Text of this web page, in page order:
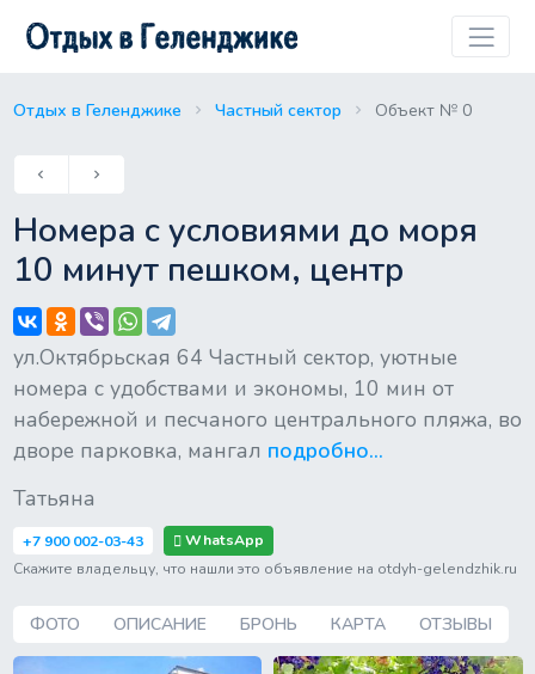
Отдых в Геленджике Частный сектор Объект № 0
keyboard_arrow_left
Previous keyboard_arrow_right
Номера с условиями до моря
10 минут пешком, центр
ул.Октябрьская 64 Частный сектор, уютные
номера с удобствами и экономы, 10 мин от
набережной и песчаного центрального пляжа, во
дворе парковка, мангал подробно...
Татьяна
+7 900 002-03-43
WhatsApp
Скажите владельцу, что нашли это объявление на otdyh-gelendzhik.ru
ФОТО ОПИСАНИЕ БРОНЬ КАРТА ОТЗЫВЫ